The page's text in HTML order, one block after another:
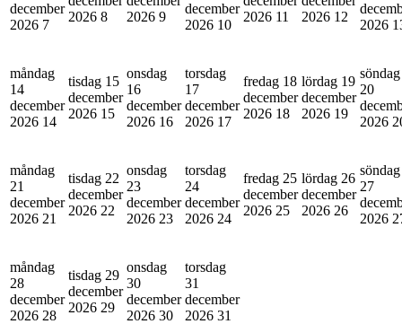
december
2026 7
2026 8
2026 9
december
2026 10
2026 11
2026 12
2026
måndag
14
december
2026 14
tisdag 15
december
2026 15
onsdag
16
december
2026 16
torsdag
17
december
2026 17
fredag 18
december
2026 18
lördag 19
december
2026 19
söndag
20
2026
måndag
21
december
2026 21
tisdag 22
december
2026 22
onsdag
23
december
2026 23
torsdag
24
december
2026 24
fredag 25
december
2026 25
lördag 26
december
2026 26
söndag
27
2026
måndag
28
december
2026 28
tisdag 29
december
2026 29
onsdag
30
december
2026 30
torsdag
31
december
2026 31